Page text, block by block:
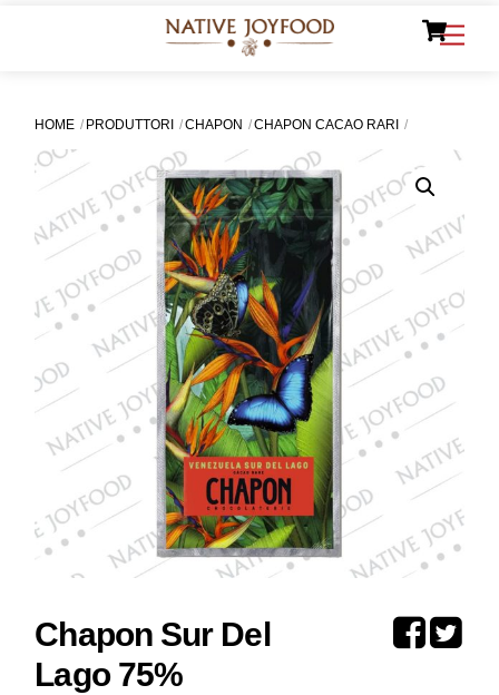
HOME PRODUTTORI CHAPON CHAPON CACAO RARI
Chapon Sur Del
Lago 75%